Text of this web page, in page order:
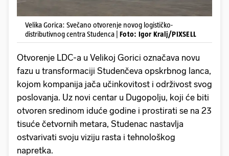
Velika Gorica: Svečano otvorenje novog logističko-
distributivnog centra Studenca | Foto: Igor Kralj/PIXSELL
Otvorenje LDC-a u Velikoj Gorici označava novu
fazu u transformaciji Studenčeva opskrbnog lanca,
kojom kompanija jača učinkovitost i održivost svog
poslovanja. Uz novi centar u Dugopolju, koji će biti
otvoren sredinom iduće godine i prostirati se na 23
tisuće četvornih metara, Studenac nastavlja
ostvarivati svoju viziju rasta i tehnološkog
napretka.